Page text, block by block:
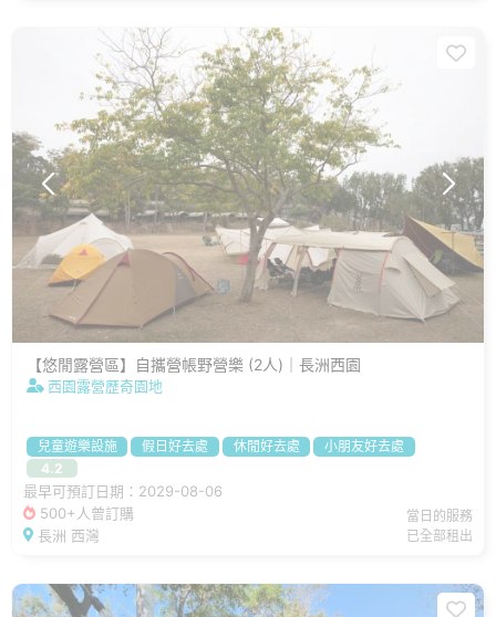
【悠閒露營區】自攜營帳野營樂 (2人)｜長洲西園
西園露營歷奇園地
兒童遊樂設施 假日好去處 休閒好去處
小朋友好去處
4.2
最早可預訂日期：2029-08-06
500+人曾訂購
長洲 西灣
當日的服務
已全部租出